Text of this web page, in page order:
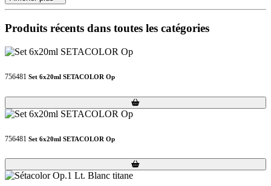
Produits récents dans toutes les catégories
756481 Set 6x20ml SETACOLOR Op
Loading...
Loading...
756481 Set 6x20ml SETACOLOR Op
Loading...
Loading...